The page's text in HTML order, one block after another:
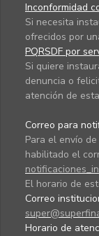
Inconformidad
Si necesita
ofrecidos por
PQRSDF por
Si quiere
denuncia o
atención de
Correo para
Para el envío
habilitado el
El horario de
Correo
Horario de